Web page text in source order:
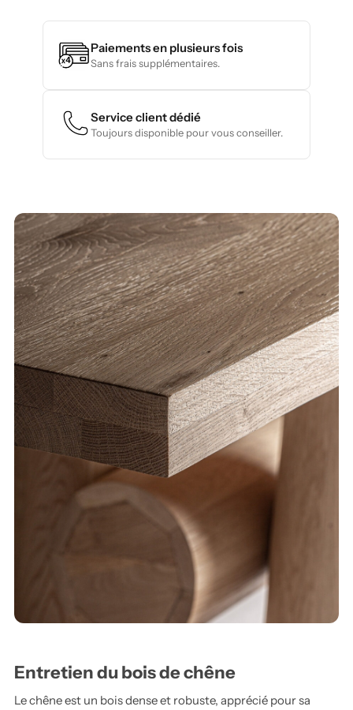
Paiements en plusieurs fois
Sans frais supplémentaires.
Service client dédié
Toujours disponible pour vous conseiller.
Entretien du bois de chêne
Le chêne est un bois dense et robuste, apprécié pour sa